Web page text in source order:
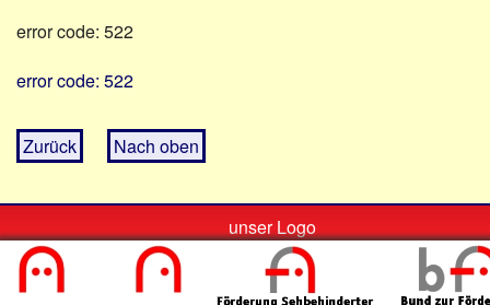
error code: 522
error code: 522
Zurück Nach oben
unser Logo